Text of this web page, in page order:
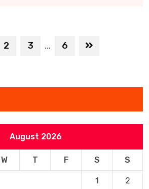
2 3 ... 6
August 2026
W T F S S
1 2